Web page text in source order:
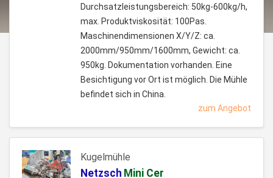
Durchsatzleistungsbereich: 50kg-600kg/h,
max. Produktviskosität: 100Pas.
Maschinendimensionen X/Y/Z: ca.
2000mm/950mm/1600mm, Gewicht: ca.
950kg. Dokumentation vorhanden. Eine
Besichtigung vor Ort ist möglich. Die Mühle
befindet sich in China.
zum Angebot
Kugelmühle
Netzsch Mini Cer